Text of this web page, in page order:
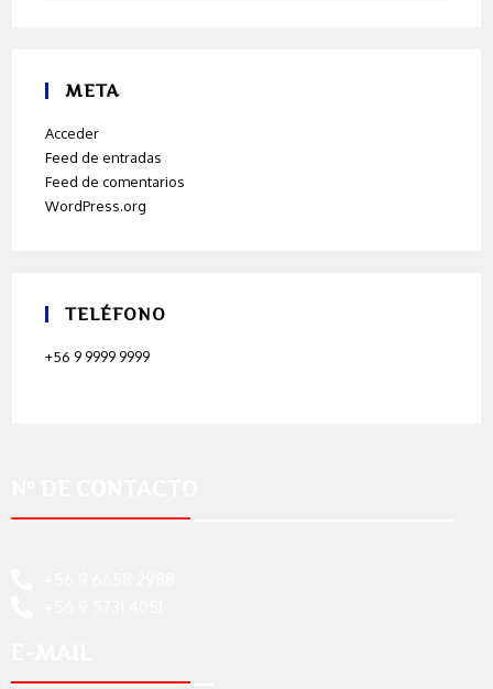
META
Acceder
Feed de entradas
Feed de comentarios
WordPress.org
TELÉFONO
+56 9 9999 9999